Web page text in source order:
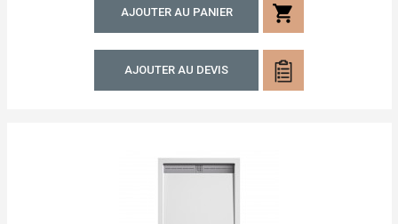
AJOUTER AU PANIER shopping_cart
AJOUTER AU DEVIS